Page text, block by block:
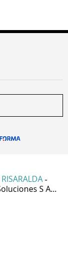
-
S A...